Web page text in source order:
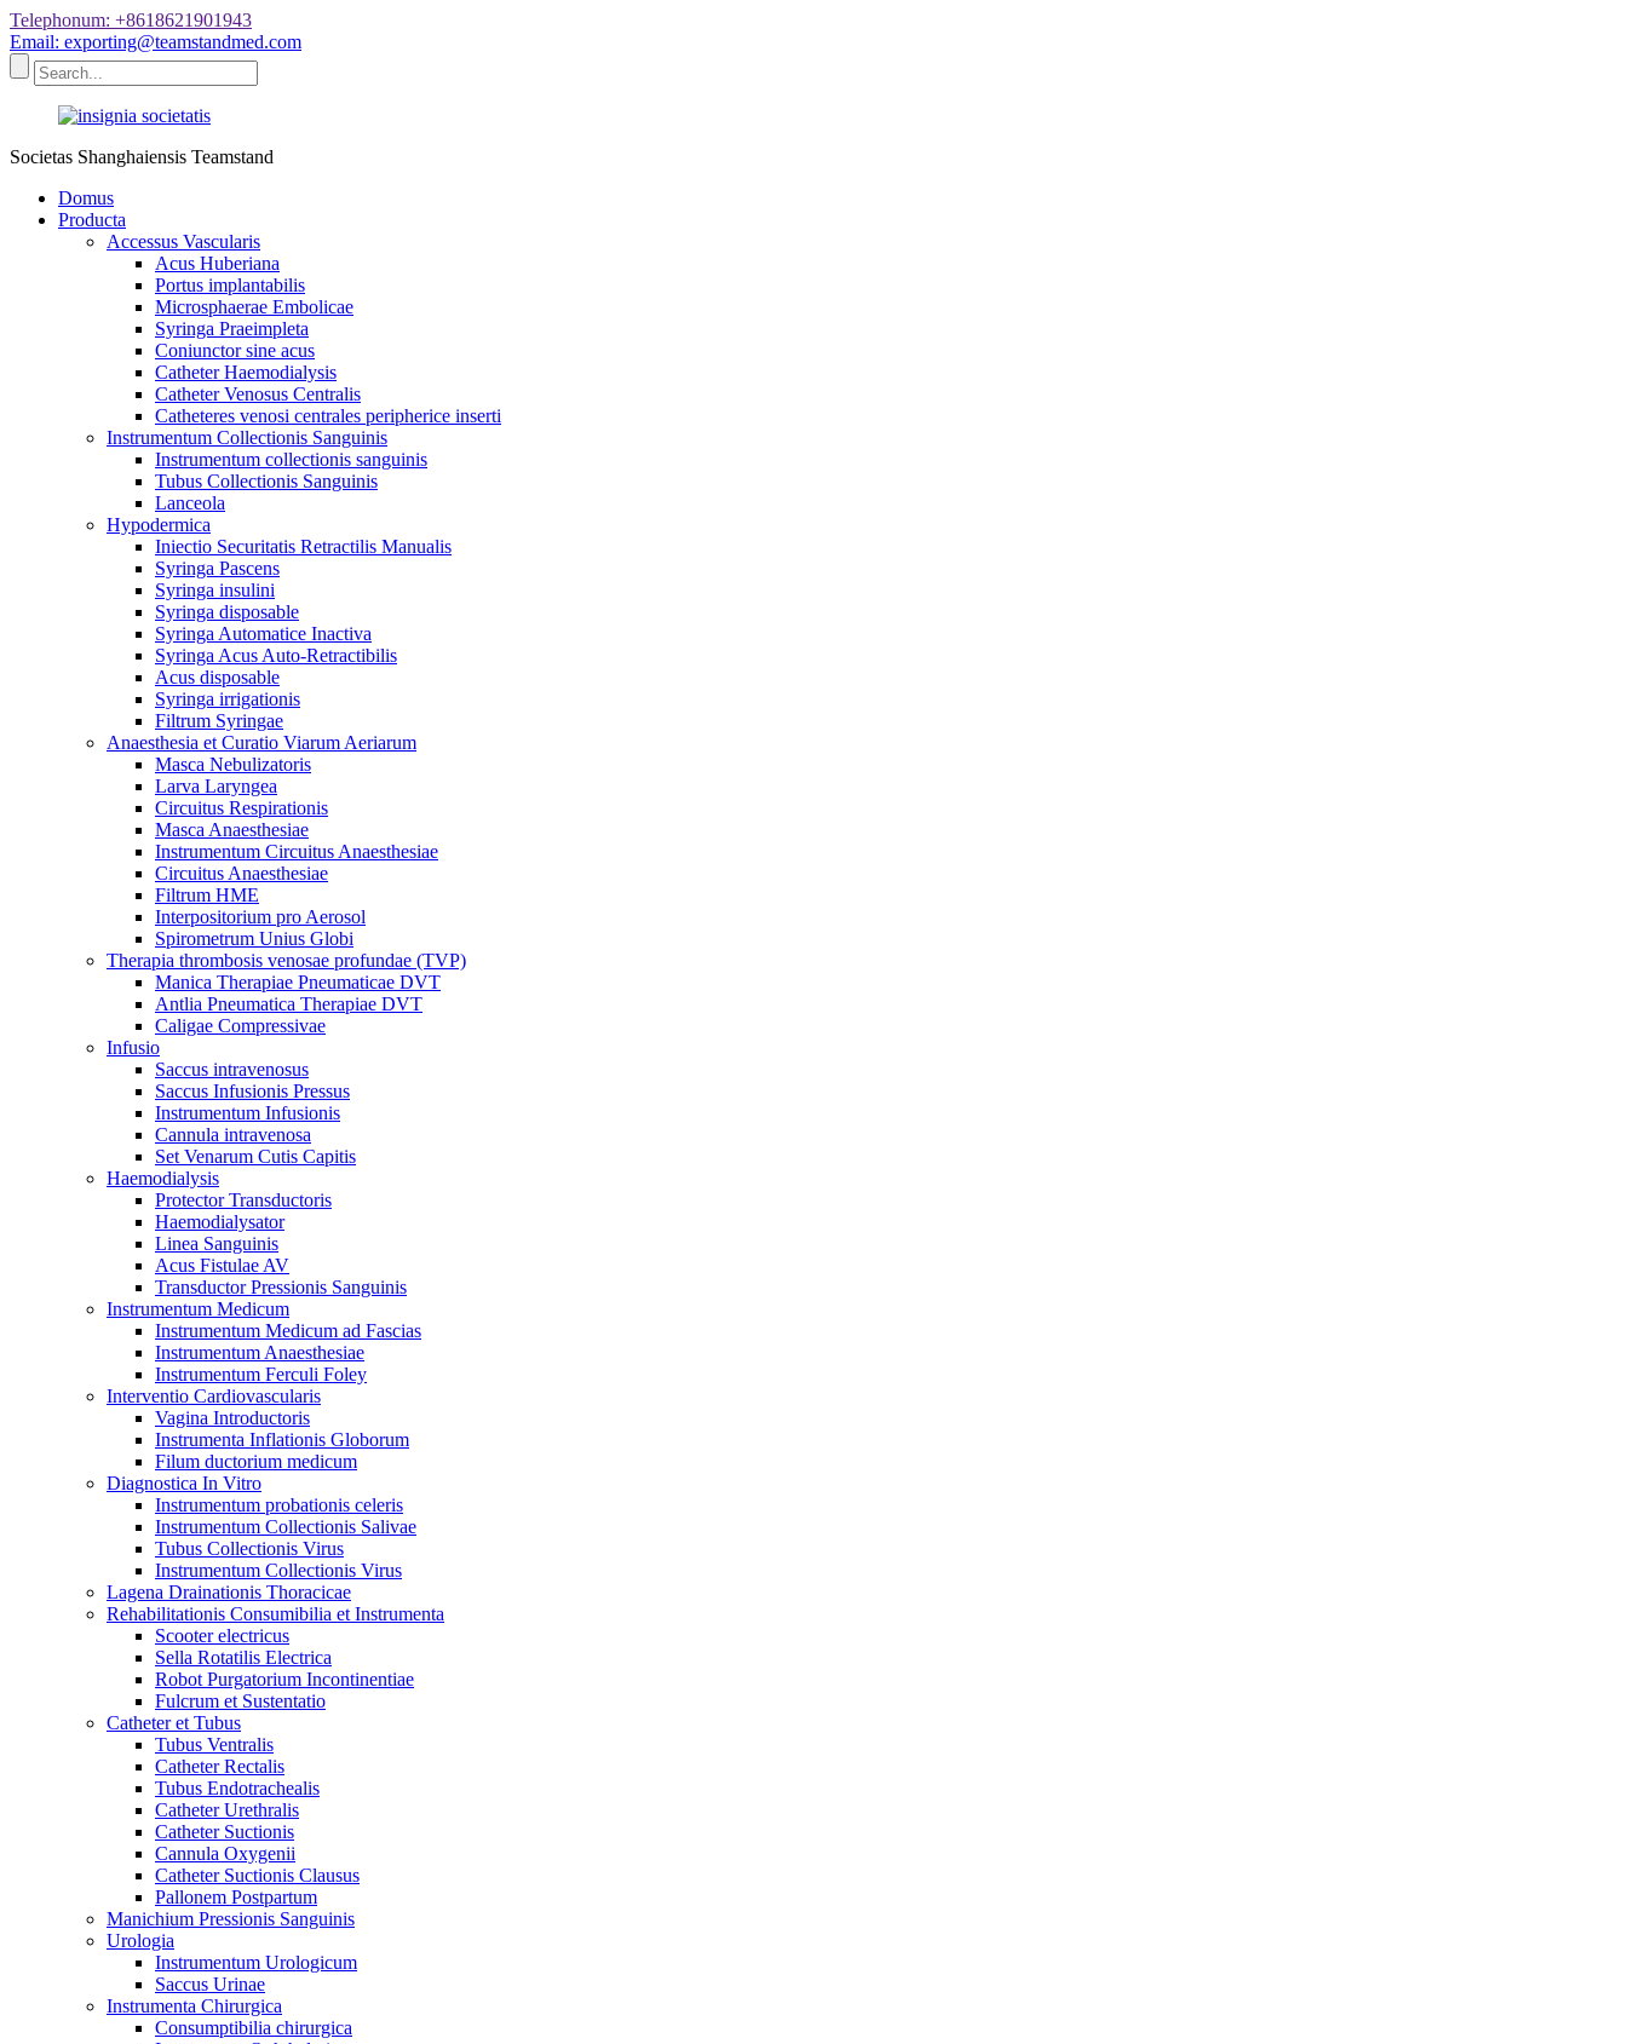
Telephonum: +8618621901943
Email: exporting@teamstandmed.com
Societas Shanghaiensis Teamstand
Domus
Producta
Accessus Vascularis
Acus Huberiana
Portus implantabilis
Microsphaerae Embolicae
Syringa Praeimpleta
Coniunctor sine acus
Catheter Haemodialysis
Catheter Venosus Centralis
Catheteres venosi centrales peripherice inserti
Instrumentum Collectionis Sanguinis
Instrumentum collectionis sanguinis
Tubus Collectionis Sanguinis
Lanceola
Hypodermica
Iniectio Securitatis Retractilis Manualis
Syringa Pascens
Syringa insulini
Syringa disposable
Syringa Automatice Inactiva
Syringa Acus Auto-Retractibilis
Acus disposable
Syringa irrigationis
Filtrum Syringae
Anaesthesia et Curatio Viarum Aeriarum
Masca Nebulizatoris
Larva Laryngea
Circuitus Respirationis
Masca Anaesthesiae
Instrumentum Circuitus Anaesthesiae
Circuitus Anaesthesiae
Filtrum HME
Interpositorium pro Aerosol
Spirometrum Unius Globi
Therapia thrombosis venosae profundae (TVP)
Manica Therapiae Pneumaticae DVT
Antlia Pneumatica Therapiae DVT
Caligae Compressivae
Infusio
Saccus intravenosus
Saccus Infusionis Pressus
Instrumentum Infusionis
Cannula intravenosa
Set Venarum Cutis Capitis
Haemodialysis
Protector Transductoris
Haemodialysator
Linea Sanguinis
Acus Fistulae AV
Transductor Pressionis Sanguinis
Instrumentum Medicum
Instrumentum Medicum ad Fascias
Instrumentum Anaesthesiae
Instrumentum Ferculi Foley
Interventio Cardiovascularis
Vagina Introductoris
Instrumenta Inflationis Globorum
Filum ductorium medicum
Diagnostica In Vitro
Instrumentum probationis celeris
Instrumentum Collectionis Salivae
Tubus Collectionis Virus
Instrumentum Collectionis Virus
Lagena Drainationis Thoracicae
Rehabilitationis Consumibilia et Instrumenta
Scooter electricus
Sella Rotatilis Electrica
Robot Purgatorium Incontinentiae
Fulcrum et Sustentatio
Catheter et Tubus
Tubus Ventralis
Catheter Rectalis
Tubus Endotrachealis
Catheter Urethralis
Catheter Suctionis
Cannula Oxygenii
Catheter Suctionis Clausus
Pallonem Postpartum
Manichium Pressionis Sanguinis
Urologia
Instrumentum Urologicum
Saccus Urinae
Instrumenta Chirurgica
Consumptibilia chirurgica